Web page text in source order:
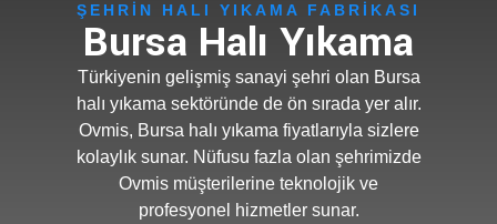
ŞEHRIN HALI YIKAMA FABRIKASI
Bursa Halı Yıkama
Türkiyenin gelişmiş sanayi şehri olan Bursa
halı yıkama sektöründe de ön sırada yer alır.
Ovmis, Bursa halı yıkama fiyatlarıyla sizlere
kolaylık sunar. Nüfusu fazla olan şehrimizde
Ovmis müşterilerine teknolojik ve
profesyonel hizmetler sunar.